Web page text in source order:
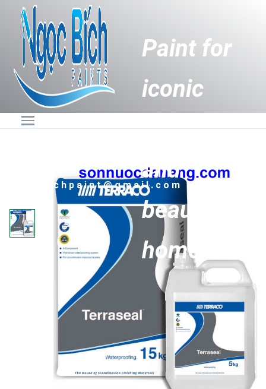
Hotline:
ngocbichpaint@gmail.com
Paint for
iconic
buildings
and
beautiful
homes